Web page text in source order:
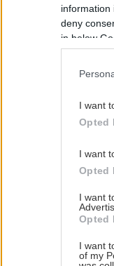
information
deny
in below
I want
Opted
I want
Opted
I want
Opted
I want
of my